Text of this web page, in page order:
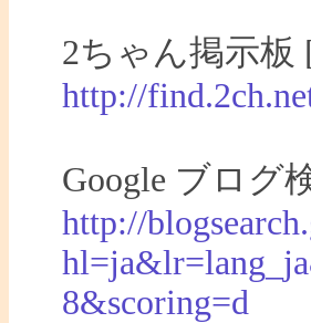
2ちゃん掲示板
http://
Google ブログ
http://
8&scoring=d